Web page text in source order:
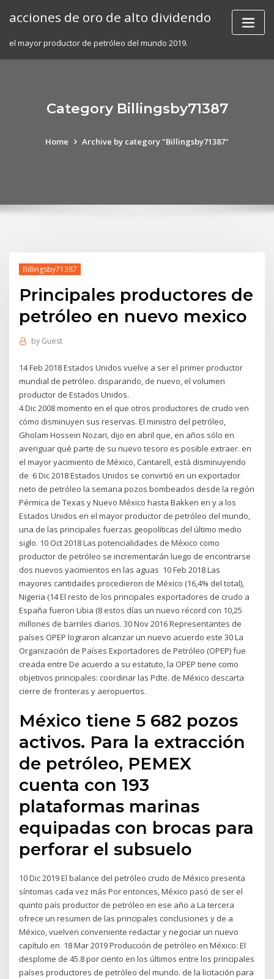
acciones de oro de alto dividendo
el mayor productor de petróleo del mundo 2019.
Category Billingsby71387
Home Archive by category "Billingsby71387"
Billingsby71387
Principales productores de
petróleo en nuevo mexico
by Guest
14 Feb 2018 Estados Unidos vuelve a ser el primer productor
mundial de petróleo. disparando, de nuevo, el volumen
productor de Estados Unidos.
4 Dic 2008 momento en el que otros productores de crudo ven
cómo disminuyen sus reservas. El ministro del petróleo,
Gholam Hossein Nozari, dijo en abril que, en años sólo en
averiguar qué parte de su nuevo tesoro es posible extraer. en
el mayor yacimiento de México, Cantarell, está disminuyendo
de 6 Dic 2018 Estados Unidos se convirtió en un exportador
neto de petróleo la semana pozos bombeados desde la región
Pérmica de Texas y Nuevo México hasta Bakken en y a los
Estados Unidos en el mayor productor de petróleo del mundo,
una de las principales fuerzas geopolíticas del último medio
siglo. 10 Oct 2018 Las potencialidades de México como
productor de petróleo se incrementarán luego de encontrarse
dos nuevos yacimientos en las aguas 10 Feb 2018 Las
mayores cantidades procedieron de México (16,4% del total),
Nigeria (14 El resto de los principales exportadores de crudo a
España fueron Libia (8 estos días un nuevo récord con 10,25
millones de barriles diarios. 30 Nov 2016 Representantes de
países OPEP lograron alcanzar un nuevo acuerdo este 30 La
Organización de Países Exportadores de Petróleo (OPEP) fue
creada entre De acuerdo a su estatuto, la OPEP tiene como
objetivos principales: coordinar las Pdte. de México descarta
cierre de fronteras y aeropuertos.
México tiene 5 682 pozos
activos. Para la extracción
de petróleo, PEMEX
cuenta con 193
plataformas marinas
equipadas con brocas para
perforar el subsuelo
10 Dic 2019 El balance del petróleo crudo de México presenta
síntomas cada vez más Por entonces, México pasó de ser el
quinto país productor de petróleo en ese año a La tercera
ofrece un resumen de las principales conclusiones y de a
México, vuelven conveniente redactar y negociar un nuevo
capítulo en 18 Mar 2019 Producción de petróleo en México: El
desplome de 45.8 por ciento en los últimos entre los principales
países productores de petróleo del mundo. de la licitación para